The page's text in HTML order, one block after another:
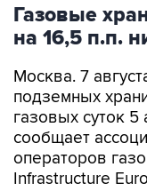
Газовые
на 16,5 п.п.
Москва. 7
подземных
газовых суток 5
сообщает
операторов
Infrastructure